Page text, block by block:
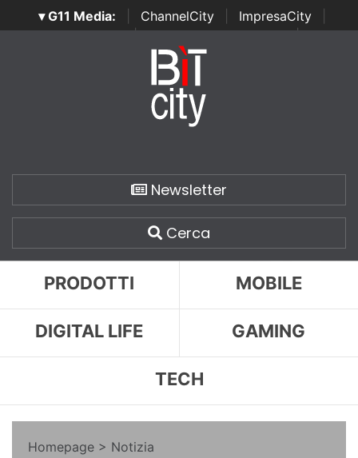
▾ G11 Media: ChannelCity ImpresaCity
SecurityOpenLab | Italian Channel Awards | Italian
Italian Security Awards
Newsletter
Cerca
PRODOTTI MOBILE
DIGITAL LIFE GAMING
TECH
Homepage > Notizia